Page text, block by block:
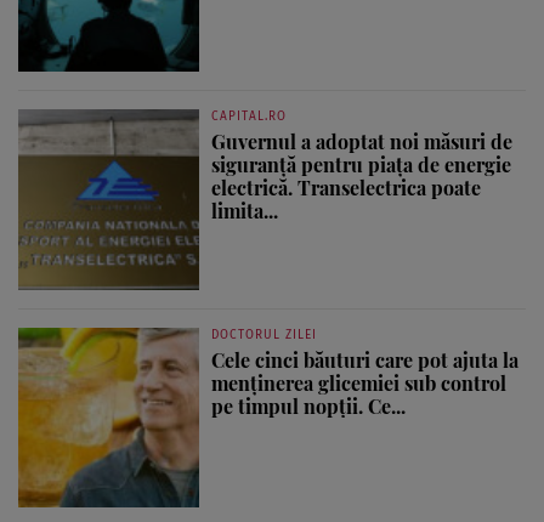
CAPITAL.RO
Guvernul a adoptat noi măsuri de
siguranță pentru piața de energie
electrică. Transelectrica poate
limita...
DOCTORUL ZILEI
Cele cinci băuturi care pot ajuta la
menținerea glicemiei sub control
pe timpul nopții. Ce...